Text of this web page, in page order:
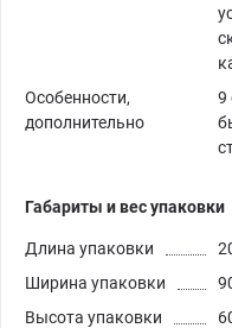
Особенности,
дополнительно
9
Габариты и вес упаковки
Длина упаковки
Ширина упаковки
Высота упаковки